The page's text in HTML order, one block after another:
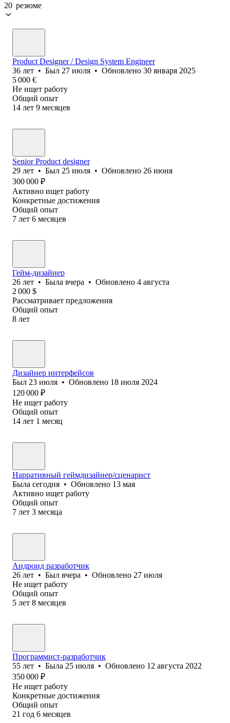
20 резюме
Product Designer / Design System Engineer
36 лет • Был 27 июля • Обновлено 30 января 2025
5 000 €
Не ищет работу
Общий опыт
14 лет 9 месяцев
Senior Product designer
29 лет • Был 25 июля • Обновлено 26 июня
300 000 ₽
Активно ищет работу
Конкретные достижения
Общий опыт
7 лет 6 месяцев
Гейм-дизайнер
26 лет • Была вчера • Обновлено 4 августа
2 000 $
Рассматривает предложения
Общий опыт
8 лет
Дизайнер интерфейсов
Был 23 июля • Обновлено 18 июля 2024
120 000 ₽
Не ищет работу
Общий опыт
14 лет 1 месяц
Нарративный геймдизайнер/сценарист
Была сегодня • Обновлено 13 мая
Активно ищет работу
Общий опыт
7 лет 3 месяца
Андроид разработчик
26 лет • Был вчера • Обновлено 27 июля
Не ищет работу
Общий опыт
5 лет 8 месяцев
Программист-разработчик
55 лет • Была 25 июля • Обновлено 12 августа 2022
350 000 ₽
Не ищет работу
Конкретные достижения
Общий опыт
21 год 6 месяцев